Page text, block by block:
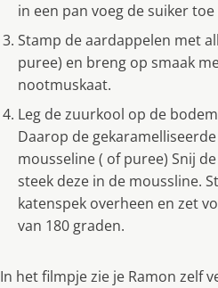
in een pan voeg de suiker
Stamp de aardappelen met
puree) en breng op smaak
nootmuskaat.
Leg de zuurkool op de
Daarop de
mousseline ( of puree) Snij
steek deze in de moussline.
katenspek overheen en zet
van 180 graden.
In het filmpje zie je Ramon zelf